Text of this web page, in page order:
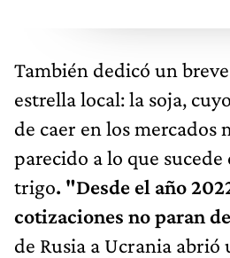
También dedicó un
estrella local: la soja,
de caer en los mercados
parecido a lo que sucede
trigo. "Desde el año
cotizaciones no paran
de Rusia a Ucrania